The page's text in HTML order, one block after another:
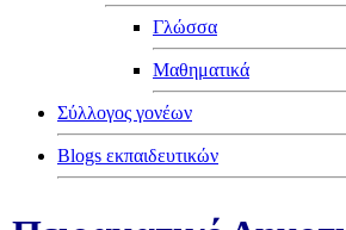
Γλώσσα
Μαθηματικά
Σύλλογος γονέων
Blogs εκπαιδευτικών